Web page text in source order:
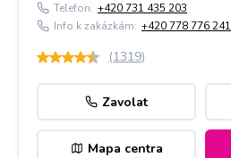
Telefon: +420 731 435 203
Info k zakázkám: +420 778 776 241
(1319)
Zavolat
Mapa centra